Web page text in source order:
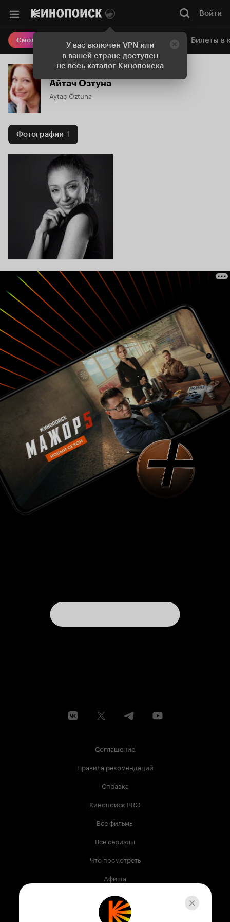
У вас включен VPN или
в вашей стране доступен
не весь каталог Кинопоиска
Войти
Смотреть кино Онлайн-кинотеатр Билеты в
Айтач Озтуна
Aytaç Öztuna
Фотографии 1
Соглашение
Правила рекомендаций
Справка
Кинопоиск PRO
Все фильмы
Все сериалы
Что посмотреть
Афиша
Музыка
Телепрограмма